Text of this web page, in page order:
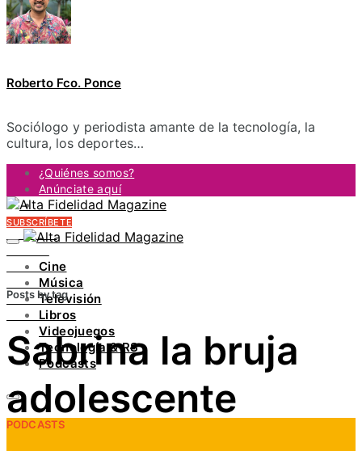
Roberto Fco. Ponce
Sociólogo y periodista amante de la tecnología, la
cultura, los deportes…
¿Quiénes somos?
Anúnciate aquí
Contacto
FACEBOOK
INSTAGRAM
PINTEREST
YOUTUBE
LINKEDIN
SUBSCRÍBETE
Cine
Música
Televisión
Libros
Videojuegos
Tecnología & RS
Podcasts
PODCASTS
Posts by tag
Sabrina la bruja
adolescente